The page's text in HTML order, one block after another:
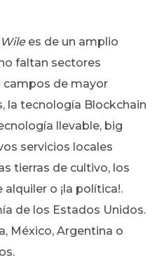
es de un amplio
faltan sectores
campos de mayor
la tecnología Blockchain
llevable, big
servicios locales
tierras de cultivo, los
o ¡la política!.
de los Estados Unidos.
México, Argentina o